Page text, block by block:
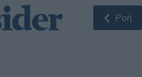
Ροή